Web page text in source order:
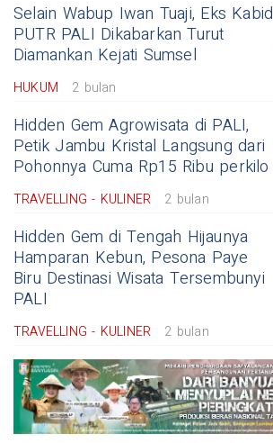
Selain Wabup Iwan Tuaji, Eks Kabid
PUTR PALI Dikabarkan Turut
Diamankan Kejati Sumsel
HUKUM 2 bulan
Hidden Gem Agrowisata di PALI,
Petik Jambu Kristal Langsung dari
Pohonnya Cuma Rp15 Ribu perkilo
TRAVELLING - KULINER 2 bulan
Hidden Gem di Tengah Hijaunya
Hamparan Kebun, Pesona Paye
Biru Destinasi Wisata Tersembunyi
PALI
TRAVELLING - KULINER 2 bulan